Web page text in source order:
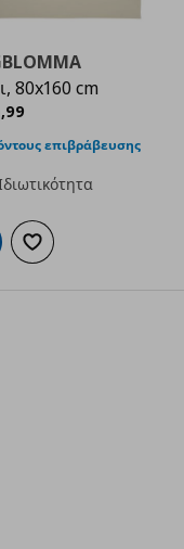
80x160 cm
,99
επιβράβευσης
στο καλάθι
Προσθήκη στα